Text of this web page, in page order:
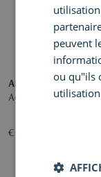
ARMANI
Acqua Di Giò
€ 41,50
peuvent
ou qu"ils